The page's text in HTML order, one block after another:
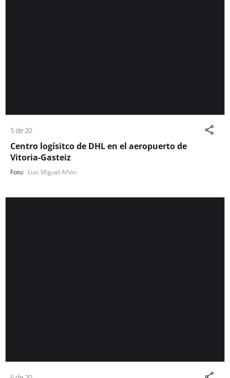
5 de 20
Centro logísitco de DHL en el aeropuerto de
Vitoria-Gasteiz
Luis Miguel Añón